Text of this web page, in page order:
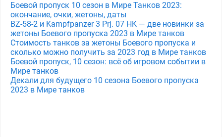
Боевой пропуск 10 сезон в Мире Танков 2023:
окончание, очки, жетоны, даты
BZ-58-2 и Kampfpanzer 3 Prj. 07 HK — две новинки за
жетоны Боевого пропуска 2023 в Мире танков
Стоимость танков за жетоны Боевого пропуска и
сколько можно получить за 2023 год в Мире танков
Боевой пропуск, 10 сезон: всё об игровом событии в
Мире танков
Декали для будущего 10 сезона Боевого пропуска
2023 в Мире танков